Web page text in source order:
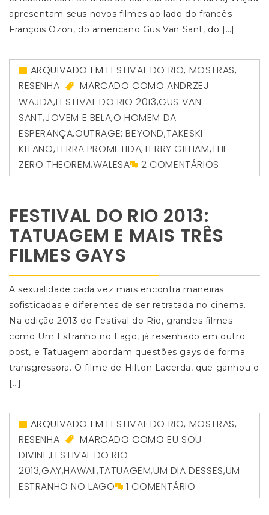
apresentam seus novos filmes ao lado do francês
François Ozon, do americano Gus Van Sant, do […]
ARQUIVADO EMFESTIVAL DO RIO, MOSTRAS,
RESENHA
MARCADO COMOANDRZEJ
WAJDA,FESTIVAL DO RIO 2013,GUS VAN
SANT,JOVEM E BELA,O HOMEM DA
ESPERANÇA,OUTRAGE: BEYOND,TAKESKI
KITANO,TERRA PROMETIDA,TERRY GILLIAM,THE
ZERO THEOREM,WALESA 2 COMENTÁRIOS
FESTIVAL DO RIO 2013:
TATUAGEM E MAIS TRÊS
FILMES GAYS
A sexualidade cada vez mais encontra maneiras
sofisticadas e diferentes de ser retratada no cinema.
Na edição 2013 do Festival do Rio, grandes filmes
como Um Estranho no Lago, já resenhado em outro
post, e Tatuagem abordam questões gays de forma
transgressora. O filme de Hilton Lacerda, que ganhou o
[…]
ARQUIVADO EMFESTIVAL DO RIO, MOSTRAS,
RESENHA
MARCADO COMOEU SOU
DIVINE,FESTIVAL DO RIO
2013,GAY,HAWAII,TATUAGEM,UM DIA DESSES,UM
ESTRANHO NO LAGO
1 COMENTÁRIO